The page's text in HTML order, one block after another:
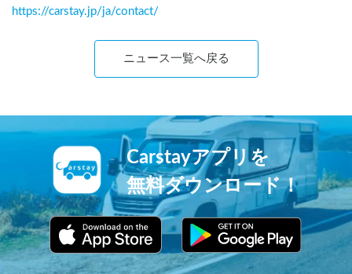
https://carstay.jp/ja/contact/
ニュース一覧へ戻る
Carstayアプリを
無料ダウンロード！